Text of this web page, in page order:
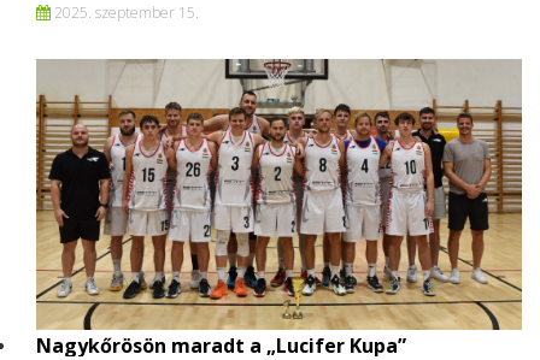
2025. szeptember 15.
Nagykőrösön maradt a „Lucifer Kupa”